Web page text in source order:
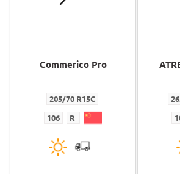
Commerico Pro
205/70 R15C
106 R